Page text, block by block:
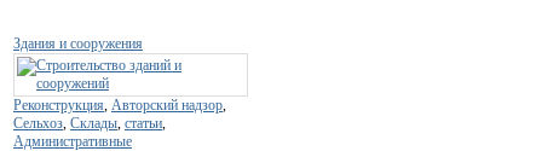
Здания и сооружения
Реконструкция, Авторский надзор,
Сельхоз, Склады, статьи,
Административные